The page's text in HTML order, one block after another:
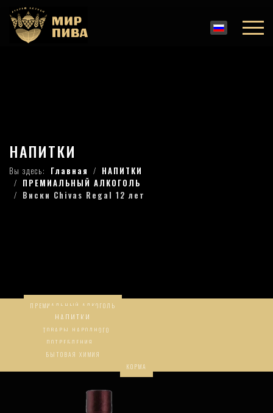
НАПИТКИ
Вы здесь: Главная
НАПИТКИ
ПРЕМИАЛЬНЫЙ АЛКОГОЛЬ
Виски Chivas Regal 12 лет
ПРЕМИАЛЬНЫЙ АЛКОГОЛЬ
НАПИТКИ
ТОВАРЫ НАРОДНОГО
ПОТРЕБЛЕНИЯ
БЫТОВАЯ ХИМИЯ
КОРМА